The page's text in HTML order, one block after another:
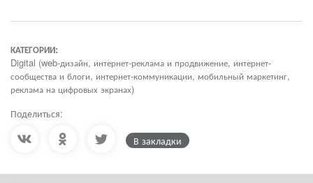
КАТЕГОРИИ:
Digital (web-дизайн, интернет-реклама и продвижение, интернет-
сообщества и блоги, интернет-коммуникации, мобильный маркетинг,
реклама на цифровых экранах)
Поделиться:
В закладки